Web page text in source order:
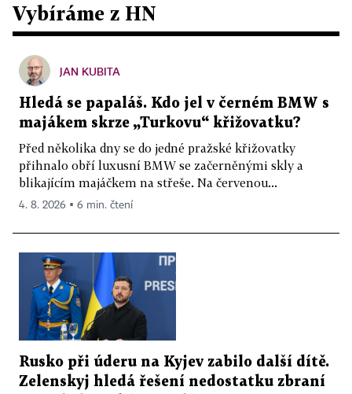
Vybíráme z HN
JAN KUBITA
Hledá se papaláš. Kdo jel v černém BMW s
majákem skrze „Turkovu“ křižovatku?
Před několika dny se do jedné pražské křižovatky
přihnalo obří luxusní BMW se začerněnými skly a
blikajícím majáčkem na střeše. Na červenou...
4. 8. 2026 ▪ 6 min. čtení
Rusko při úderu na Kyjev zabilo další dítě.
Zelenskyj hledá řešení nedostatku zbraní